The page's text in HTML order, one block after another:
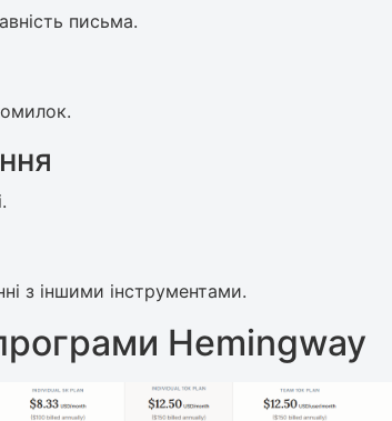
письма.
з іншими інструментами.
Hemingway